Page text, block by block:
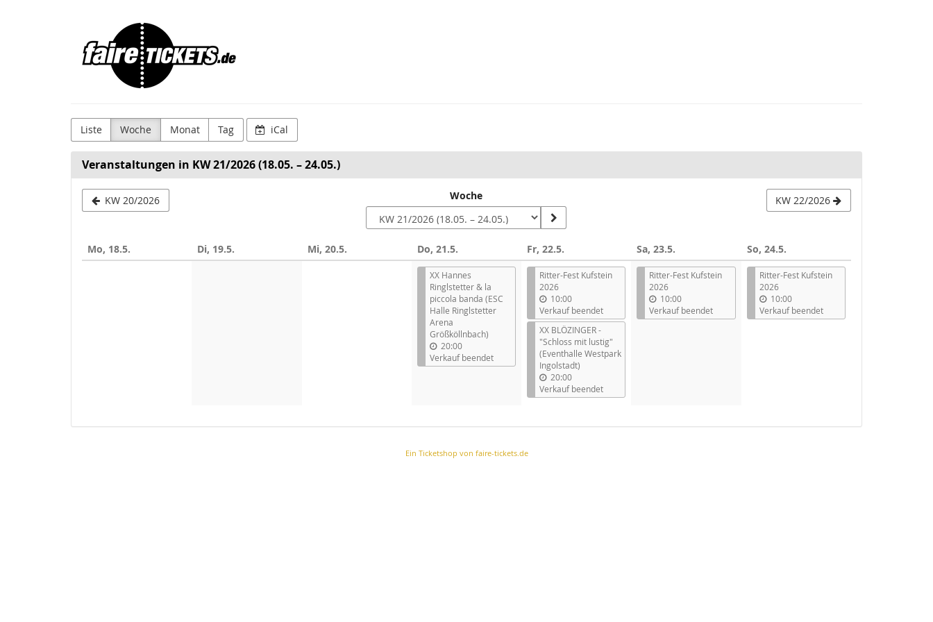
Faire
Tickets
Liste Woche Monat Tag iCal
Veranstaltungen in KW 21/2026 (18.05. – 24.05.)
KW 20/2026
auswählen
Woche KW 22/2026
Mo, 18.5. Di, 19.5. Mi, 20.5. Do, 21.5.
XX Hannes
Ringlstetter & la
piccola banda (ESC
Halle Ringlstetter
Arena
Größköllnbach)
20:00
Verkauf beendet
Fr, 22.5.
Ritter-Fest Kufstein
2026
10:00
Verkauf beendet
XX BLÖZINGER -
"Schloss mit lustig"
(Eventhalle Westpark
Ingolstadt)
20:00
Verkauf beendet
Sa, 23.5.
Ritter-Fest Kufstein
2026
10:00
Verkauf beendet
So, 24.5.
Ritter-Fest Kufstein
2026
10:00
Verkauf beendet
Ein Ticketshop von faire-tickets.de